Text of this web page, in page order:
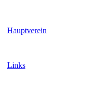
Hauptverein
Links